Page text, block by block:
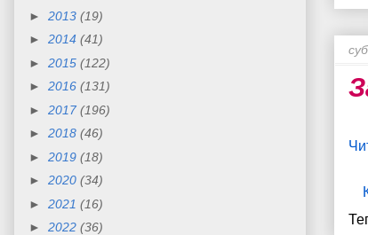
► 2013 (19)
► 2014 (41)
► 2015 (122)
► 2016 (131)
► 2017 (196)
► 2018 (46)
► 2019 (18)
► 2020 (34)
► 2021 (16)
► 2022 (36)